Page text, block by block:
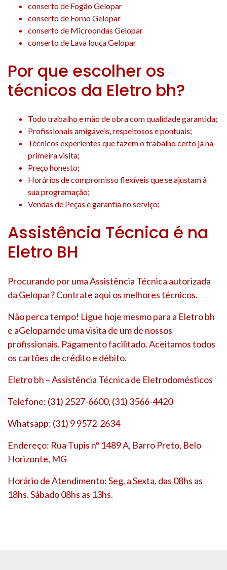
conserto de Fogão Gelopar
conserto de Forno Gelopar
conserto de Microondas Gelopar
conserto de Lava louça Gelopar
Por que escolher os
técnicos da Eletro bh?
Todo trabalho e mão de obra com qualidade garantida;
Profissionais amigáveis, respeitosos e pontuais;
Técnicos experientes que fazem o trabalho certo já na
primeira visita;
Preço honesto;
Horários de compromisso flexíveis que se ajustam à
sua programação;
Vendas de Peças e garantia no serviço;
Assistência Técnica é na
Eletro BH
Procurando por uma Assistência Técnica autorizada
da Gelopar? Contrate aqui os melhores técnicos.
Não perca tempo! Ligue hoje mesmo para a Eletro bh
e aGeloparnde uma visita de um de nossos
profissionais. Pagamento facilitado. Aceitamos todos
os cartões de crédito e débito.
Eletro bh – Assistência Técnica de Eletrodomésticos
Telefone: (31) 2527-6600, (31) 3566-4420
Whatsapp: (31) 9 9572-2634
Endereço: Rua Tupis nº 1489 A, Barro Preto, Belo
Horizonte, MG
Horário de Atendimento: Seg. a Sexta, das 08hs as
18hs. Sábado 08hs as 13hs.